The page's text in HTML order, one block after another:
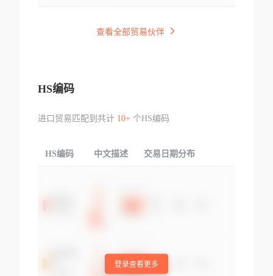
查看全部贸易伙伴
HS编码
进口贸易匹配到共计 10+个HS编码
HS编码 中文描述 交易日期分布
登录查看更多